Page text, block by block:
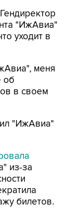
"ИжАвиа"
уходит в
меня
об
в своем
"ИжАвиа"
из-за
билетов.